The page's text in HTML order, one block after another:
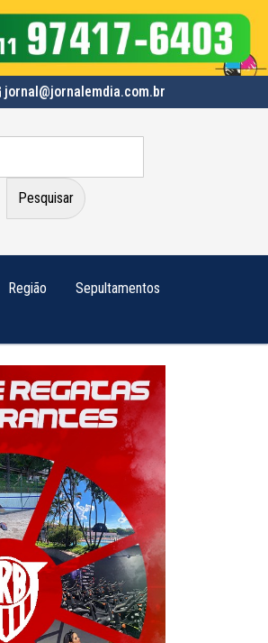
jornal@jornalemdia.com.br
Região Sepultamentos